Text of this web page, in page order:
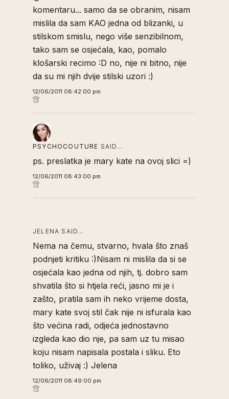
komentaru... samo da se obranim, nisam
mislila da sam KAO jedna od blizanki, u
stilskom smislu, nego više senzibilnom,
tako sam se osjećala, kao, pomalo
klošarski recimo :D no, nije ni bitno, nije
da su mi njih dvije stilski uzori :)
12/06/2011 08:42:00 pm
PSYCHOCOUTURE SAID…
ps. preslatka je mary kate na ovoj slici =)
12/06/2011 08:43:00 pm
JELENA SAID…
Nema na čemu, stvarno, hvala što znaš
podnjeti kritiku :)Nisam ni mislila da si se
osjećala kao jedna od njih, tj. dobro sam
shvatila što si htjela reći, jasno mi je i
zašto, pratila sam ih neko vrijeme dosta,
mary kate svoj stil čak nije ni isfurala kao
što većina radi, odjeća jednostavno
izgleda kao dio nje, pa sam uz tu misao
koju nisam napisala postala i sliku. Eto
toliko, uživaj :) Jelena
12/06/2011 08:49:00 pm